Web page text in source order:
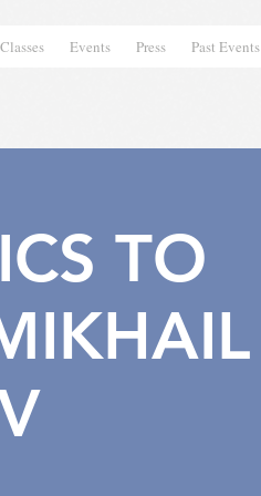
Events Press Past Events
TO